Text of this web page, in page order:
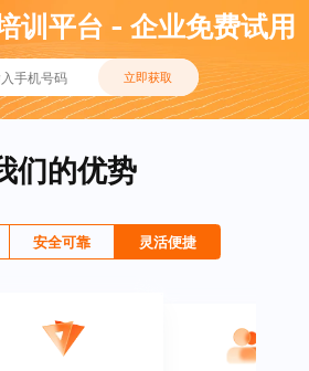
训平台 - 企业免费试用
立即获取
们的优势
安全可靠 灵活便捷